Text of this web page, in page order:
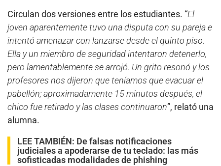
Circulan dos versiones entre los estudiantes. “El
joven aparentemente tuvo una disputa con su pareja e
intentó amenazar con lanzarse desde el quinto piso.
Ella y un miembro de seguridad intentaron detenerlo,
pero lamentablemente se arrojó. Un grito resonó y los
profesores nos dijeron que teníamos que evacuar el
pabellón; aproximadamente 15 minutos después, el
chico fue retirado y las clases continuaron”, relató una
alumna.
LEE TAMBIÉN: De falsas notificaciones
judiciales a apoderarse de tu teclado: las más
sofisticadas modalidades de phishing